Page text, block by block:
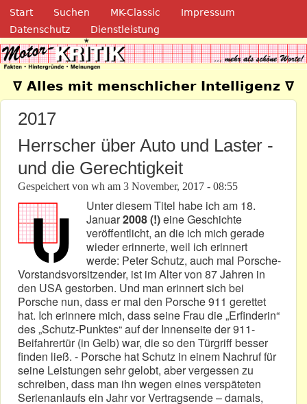
Direkt zum Inhalt
Navigation
Start Suchen MK-Classic
Impressum
Datenschutz
Dienstleistung
Motor-Kritik.de
∇ Alles mit menschlicher Intelligenz ∇
2017
Herrscher über Auto und Laster -
und die Gerechtigkeit
Gespeichert von wh am 3 November, 2017 - 08:55
Unter diesem Titel habe ich am 18.
Januar2008 (!)eine Geschichte
veröffentlicht, an die ich mich gerade
wieder erinnerte, weil ich erinnert
werde: Peter Schutz, auch mal Porsche-
Vorstandsvorsitzender, ist im Alter von 87 Jahren in
den USA gestorben. Und man erinnert sich bei
Porsche nun, dass er mal den Porsche 911 gerettet
hat. Ich erinnere mich, dass seine Frau die „Erfinderin“
des „Schutz-Punktes“ auf der Innenseite der 911-
Beifahrertür (in Gelb) war, die so den Türgriff besser
finden ließ. - Porsche hat Schutz in einem Nachruf für
seine Leistungen sehr gelobt, aber vergessen zu
schreiben, dass man ihn wegen eines verspäteten
Serienanlaufs ein Jahr vor Vertragsende – damals,